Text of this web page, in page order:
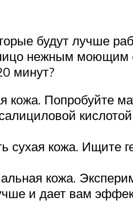
будут лучше
нежным моющим
минут?
кожа. Попробуйте
сухая кожа. Ищите
кожа.
и дает вам